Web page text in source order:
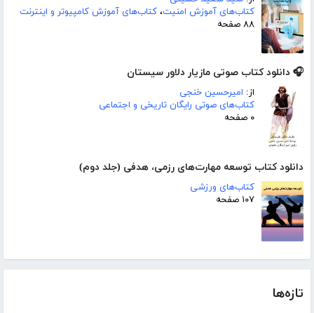
کتاب‌های آموزش امنیت، کتاب‌های آموزش کامپیوتر و اینترنت
۸۸ صفحه
🎧 دانلود کتاب صوتی مازیار دلاور سیستان
از: امیرحسین خنجی
کتاب‌های صوتی رایگان تاریخی و اجتماعی
۰ صفحه
دانلود کتاب توسعه مهارت‌های رزمی، هدفی (جلد دوم)
کتاب‌های ورزشی
۱۰۷ صفحه
تازه‌ها